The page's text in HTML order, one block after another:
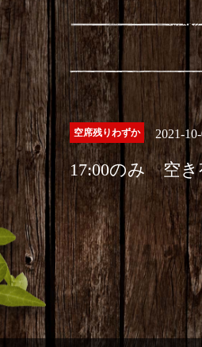
空席残りわずか 2021-
17:00のみ 空き